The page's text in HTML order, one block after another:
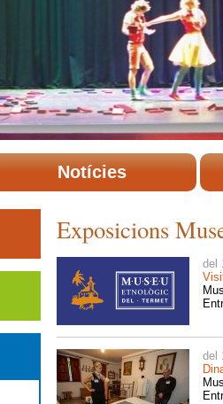
Notícies
Exposicions
del
del